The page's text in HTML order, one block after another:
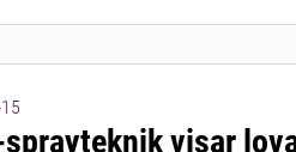
sprayteknik visar